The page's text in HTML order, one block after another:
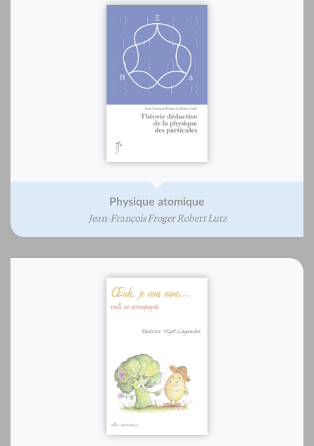
Physique atomique
Jean-François Froger Robert Lutz